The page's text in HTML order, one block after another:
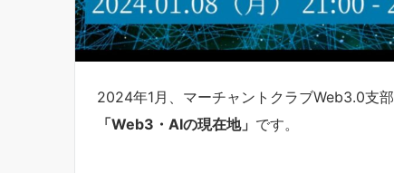
2024年1月、マーチャントクラブWeb3.0支
「Web3・AIの現在地」 です。